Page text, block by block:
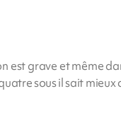
est grave et même
sous il sait